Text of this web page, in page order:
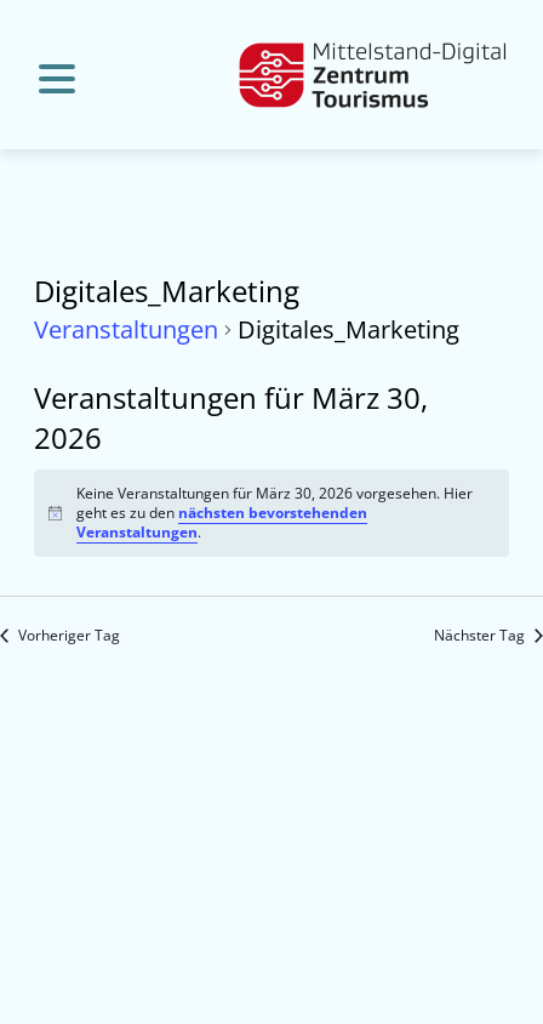
Digitales_Marketing
Veranstaltungen Digitales_Marketing
Veranstaltungen für März 30,
2026
Hinweis
Keine Veranstaltungen für März 30, 2026 vorgesehen. Hier
geht es zu den nächsten bevorstehenden
Veranstaltungen.
Vorheriger Tag Nächster Tag